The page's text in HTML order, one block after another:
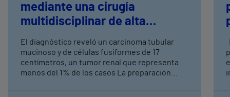
mediante una cirugía
multidisciplinar de alta
complejidad
El diagnóstico reveló un carcinoma tubular
mucinoso y de células fusiformes de 17
centímetros, un tumor renal que representa
menos del 1% de los casos La preparación